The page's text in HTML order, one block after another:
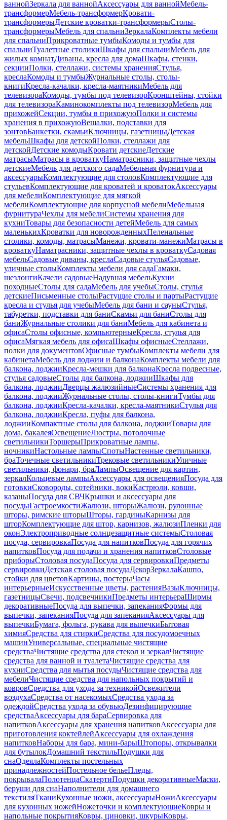
ваннойЗеркала для ваннойАксессуары для ваннойМебель-
трансформерМебель-трансформерКровати-
трансформерыДетские кроватки-трансформерыСтолы-
трансформерыМебель для спальниЗеркалаКомплекты мебели
для спальниПрикроватные тумбыКомоды и тумбы для
спальниТуалетные столикиШкафы для спальниМебель для
жилых комнатДиваны, кресла для домаШкафы, стенки,
секцииПолки, стеллажи, системы храненияСтулья,
креслаКомоды и тумбыЖурнальные столы, столы-
книгиКресла-качалки, кресла-маятникиМебель для
телевизораКомоды, тумбы под телевизорКронштейны, стойки
для телевизораКаминокомплекты под телевизорМебель для
прихожейСекции, тумбы в прихожуюПолки и системы
хранения в прихожуюВешалки, подставки для
зонтовБанкетки, скамьиКлючницы, газетницыДетская
мебельШкафы для детскойПолки, стеллажи для
детскойДетские комодыКровати детскиеДетские
матрасыМатрасы в кроваткуНаматрасники, защитные чехлы
детскиеМебель для детского садаМебельная фурнитура и
аксессуарыКомплектующие для столовКомплектующие для
стульевКомплектующие для кроватей и кроватокАксессуары
для мебелиКомплектующие для мягкой
мебелиКомплектующие для корпусной мебелиМебельная
фурнитураЧехлы для мебелиСистемы хранения для
кухниТовары для безопасности детейМебель для самых
маленькихКроватки для новорожденныхПеленальные
столики, комоды, матрасыМанежи, кровати-манежиМатрасы в
кроваткуНаматрасники, защитные чехлы в кроваткуСадовая
мебельСадовые диваны, креслаСадовые стульяСадовые,
уличные столыКомплекты мебели для садаГамаки,
шезлонгиКачели садовыеНадувная мебельКухни
походныеСтолы для садаМебель для учебыСтолы, стулья
детскиеПисьменные столыРастущие столы и партыРастущие
кресла и стулья для учебыМебель для бани и сауныСтулья,
табуретки, подставки для баниСкамьи для баниСтолы для
баниЖурнальные столики для баниМебель для кабинета и
офисаСтолы офисные, компьютерныеКресла, стулья для
офисаМягкая мебель для офисаШкафы офисныеСтеллажи,
полки для документовОфисные тумбыКомплекты мебели для
кабинетаМебель для лоджии и балконаКомплекты мебели для
балкона, лоджииКресла-мешки для балконаКресла подвесные,
стулья садовыеСтолы для балкона, лоджииШкафы для
балкона, лоджииДверцы жалюзийныеСистемы хранения для
балкона, лоджииЖурнальные столы, столы-книгиТумбы для
балкона, лоджииКресла-качалки, кресла-маятникиСтулья для
балкона, лоджииКресла, пуфы для балкона,
лоджииКомпактные столы для балкона, лоджииТовары для
дома, бакалеяОсвещениеЛюстры, потолочные
светильникиТоршерыПрикроватные лампы,
ночникиНастольные лампыСпотыНастенные светильники,
браТочечные светильникиТрековые светильникиУличные
светильники, фонари, браЛампыОсвещение для картин,
зеркалКольцевые лампыАксессуары для освещенияПосуда для
готовкиСковороды, сотейники, вокиКастрюли, ковши,
казаныПосуда для СВЧКрышки и аксессуары для
посудыГастроемкостиЖалюзи, шторыЖалюзи, рулонные
шторы, римские шторыШторы, гардиныКарнизы для
шторКомплектующие для штор, карнизов, жалюзиПленки для
оконЭлектроприводные солнцезащитные системыСтоловая
посуда, сервировкаПосуда для напитковПосуда для горячих
напитковПосуда для подачи и хранения напитковСтоловые
приборыСтоловая посудаПосуда для сервировкиПредметы
сервировкиДетская столовая посудаДекорЗеркалаКашпо,
стойки для цветовКартины, постерыЧасы
интерьерныеИскусственные цветы, растенияВазыКлючницы,
газетницыСвечи, подсвечникиПредметы интерьераШирмы
декоративныеПосуда для выпечки, запеканияФормы для
выпечки, запеканияПосуда для запеканияАксессуары для
выпечкиБумага, фольга, рукава для выпечкиБытовая
химияСредства для стиркиСредства для посудомоечных
машинУниверсальные, специальные чистящие
средстваЧистящие средства для стекол и зеркалЧистящие
средства для ванной и туалетаЧистящие средства для
кухниСредства для мытья посудыЧистящие средства для
мебелиЧистящие средства для напольных покрытий и
ковровСредства для ухода за техникойОсвежители
воздухаСредства от насекомыхСредства ухода за
одеждойСредства ухода за обувьюДезинфицирующие
средстваАксессуары для бараСервировка для
напитковАксессуары для хранения напитковАксессуары для
приготовления коктейлейАксессуары для охлаждения
напитковНаборы для бара, мини-барыШтопоры, открывалки
для бутылокДомашний текстильПодушки для
снаОдеялаКомплекты постельных
принадлежностейПостельное бельеПледы,
покрывалаПолотенцаСкатертиПодушки декоративныеМаски,
беруши для снаНаполнители для домашнего
текстиляТканиКухонные ножи, аксессуарыНожиАксессуары
для кухонных ножейНожеточки и комплектующиеКовры и
напольные покрытияКовры, циновки, шкурыКовры,